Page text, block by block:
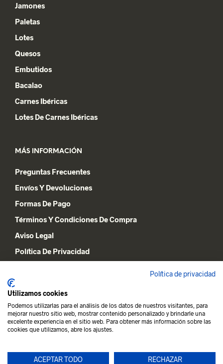
Jamones
Paletas
Lotes
Quesos
Embutidos
Bacalao
Carnes Ibéricas
Lotes De Carnes Ibéricas
MÁS INFORMACIÓN
Preguntas Frecuentes
Envíos Y Devoluciones
Formas De Pago
Términos Y Condiciones De Compra
Aviso Legal
Política De Privacidad
Lista De Deseos
Mi Cuenta
Política de privacidad
Utilizamos cookies
Podemos utilizarlas para el análisis de los datos de nuestros visitantes, para
mejorar nuestro sitio web, mostrar contenido personalizado y brindarle una
excelente experiencia en el sitio web. Para obtener más información sobre las
cookies que utilizamos, abre los ajustes.
ACEPTAR TODO RECHAZAR